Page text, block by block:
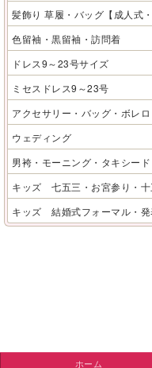
髪飾り 草履・バッグ【成人式
色留袖・黒留袖・訪問着
ドレス9～23号サイズ
ミセスドレス9～23号
アクセサリー・バッグ・ボレ
ウェディング
男袴・モーニング・タキシー
キッズ 七五三・お宮参り・
キッズ 結婚式フォーマル・発
ホーム